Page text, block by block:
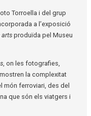
Torroella i del grup
a l’exposició
artsproduïda pel Museu
, on les fotografies,
la complexitat
ferroviari, des del
que són els viatgers i